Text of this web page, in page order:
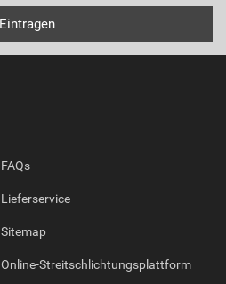
FAQs
Lieferservice
Sitemap
Online-Streitschlichtungsplattform